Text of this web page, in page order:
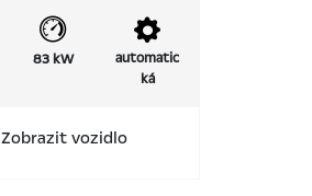
83 kW
automatic
ká
Zobrazit vozidlo